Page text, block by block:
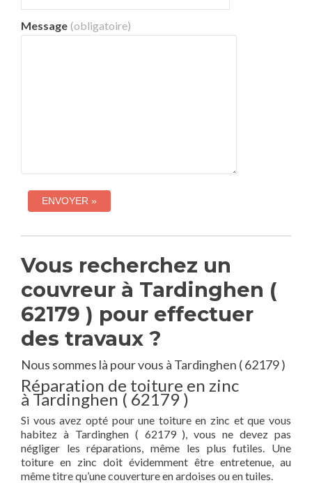
Message (obligatoire)
Vous recherchez un
couvreur à Tardinghen (
62179 ) pour effectuer
des travaux ?
Nous sommes là pour vous à Tardinghen ( 62179 )
Réparation de toiture en zinc
à Tardinghen ( 62179 )
Si vous avez opté pour une toiture en zinc et que vous
habitez à Tardinghen ( 62179 ), vous ne devez pas
négliger les réparations, même les plus futiles. Une
toiture en zinc doit évidemment être entretenue, au
même titre qu’une couverture en ardoises ou en tuiles.